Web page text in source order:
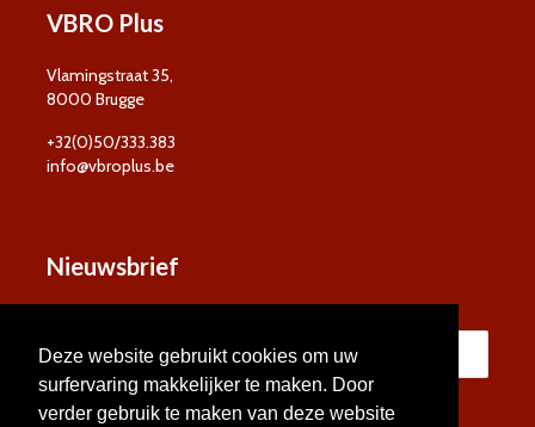
Deze website gebruikt cookies om uw
surfervaring makkelijker te maken. Door
verder gebruik te maken van deze website
VBRO Plus
Vlamingstraat 35,
8000 Brugge
+32(0)50/333.383
info@vbroplus.be
Nieuwsbrief